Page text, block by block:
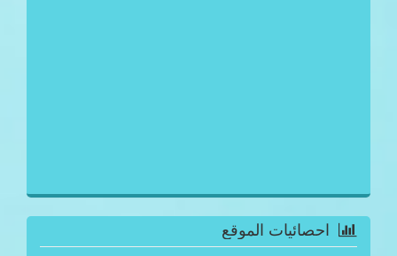
احصائيات الموقع